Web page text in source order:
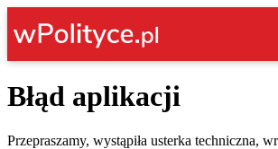
Błąd aplikacji
Przepraszamy, wystąpiła usterka techniczna,